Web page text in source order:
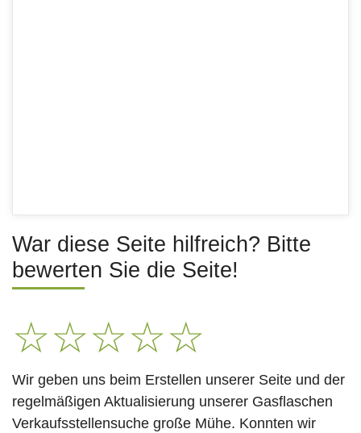
War diese Seite hilfreich? Bitte
bewerten Sie die Seite!
☆☆☆☆☆
Wir geben uns beim Erstellen unserer Seite und der
regelmäßigen Aktualisierung unserer Gasflaschen
Verkaufsstellensuche große Mühe. Konnten wir